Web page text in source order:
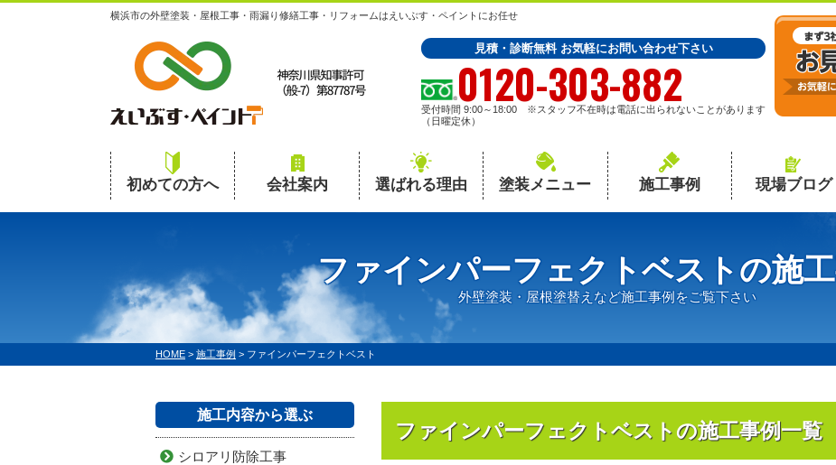
横浜市の外壁塗装・屋根工事・雨漏り修繕工事・リフォームはえいぶす・ペイントにお任せ
見積・診断無料 お気軽にお問い合わせ下さい
0120-303-882
受付時間 9:00～18:00 ※スタッフ不在時は電話に出られないことがあります
（日曜定休）
初めての方へ 会社案内 選ばれる理由 塗装メニュー 施工事例 現場ブログ
ファインパーフェクトベストの施
外壁塗装・屋根塗替えなど施工事例をご覧下さい
HOME > 施工事例 > ファインパーフェクトベスト
ファインパーフェクトベストの施工事例一覧
施工内容から選ぶ
シロアリ防除工事